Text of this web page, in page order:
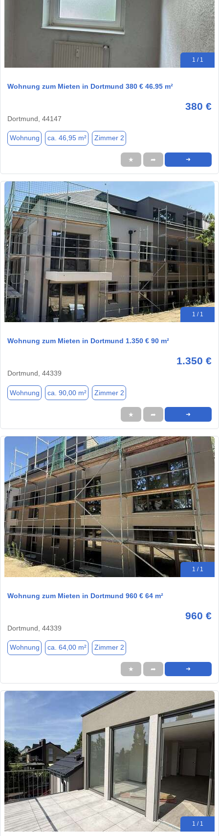
1 / 1
Wohnung zum Mieten in Dortmund 380 € 46.95 m²
380 €
Dortmund, 44147
Wohnung ca. 46,95 m² Zimmer 2
★ ➦ ➜
1 / 1
Wohnung zum Mieten in Dortmund 1.350 € 90 m²
1.350 €
Dortmund, 44339
Wohnung ca. 90,00 m² Zimmer 2
★ ➦ ➜
1 / 1
Wohnung zum Mieten in Dortmund 960 € 64 m²
960 €
Dortmund, 44339
Wohnung ca. 64,00 m² Zimmer 2
★ ➦ ➜
1 / 1